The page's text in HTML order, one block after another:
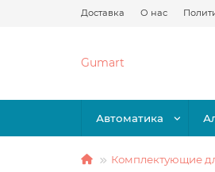
Доставка О нас
Gumart
Автоматика
Комплектующие